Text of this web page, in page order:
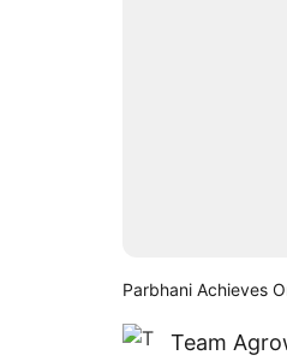
Parbhani Achieves
Team